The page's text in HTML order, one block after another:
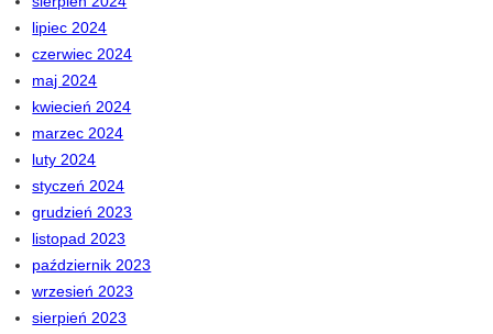
lipiec 2024
czerwiec 2024
maj 2024
kwiecień 2024
marzec 2024
luty 2024
styczeń 2024
grudzień 2023
listopad 2023
październik 2023
wrzesień 2023
sierpień 2023